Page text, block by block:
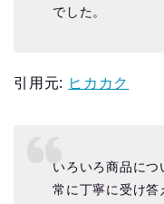
でした。
引用元: ヒカカク
いろいろ商品に
常に丁寧に受け答